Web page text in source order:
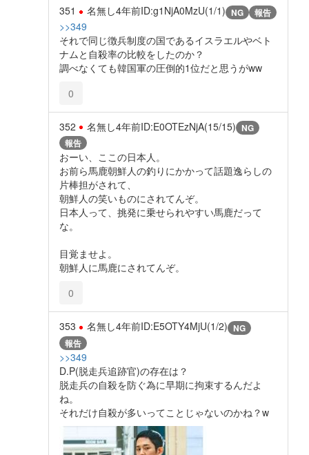
351 名無し4年前ID:g1NjA0MzU(1/1) NG 報告
>>349
それで同じ徴兵制度の国であるイスラエルやベト
ナムと自殺率の比較をしたのか？
調べなくても韓国軍の圧倒的1位だと思うがww
0
352 名無し4年前ID:E0OTEzNjA(15/15) NG
報告
おーい、ここの日本人。
お前ら馬鹿朝鮮人の釣りにかかって話題逸らしの
片棒担がされて、
朝鮮人の笑いものにされてんぞ。
日本人って、挑発に乗せられやすい馬鹿だって
な。
目覚ませよ。
朝鮮人に馬鹿にされてんぞ。
0
353 名無し4年前ID:E5OTY4MjU(1/2) NG
報告
>>349
D.P(脱走兵追跡官)の存在は？
脱走兵の自殺を防ぐ為に早期に拘束するんだよ
ね。
それだけ自殺が多いってことじゃないのかね？w